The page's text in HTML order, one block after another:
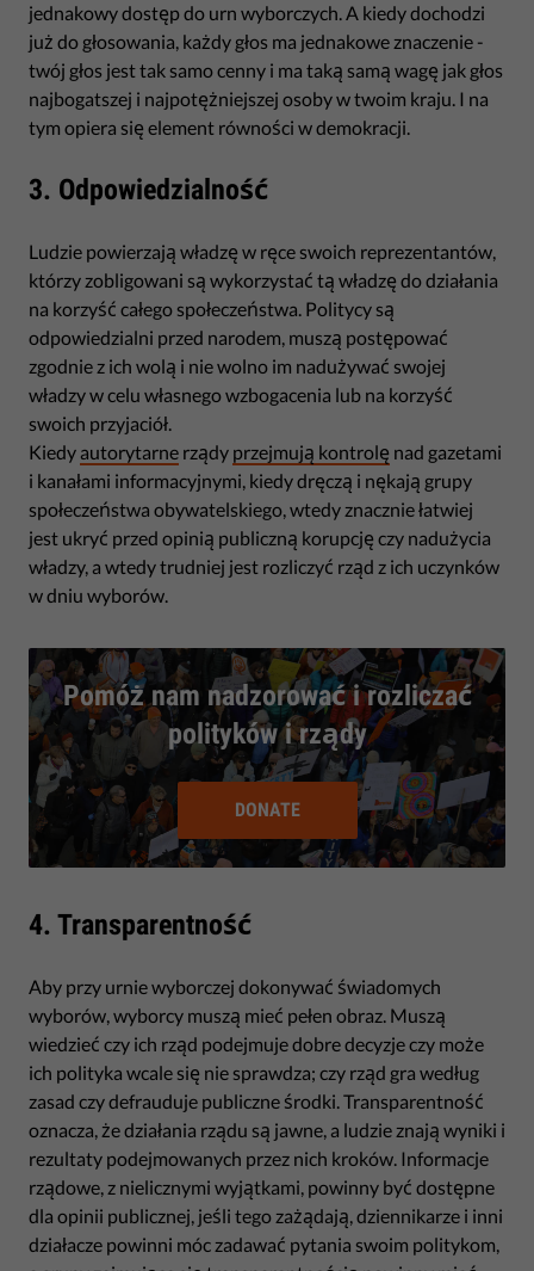
jednakowy dostęp do urn wyborczych. A kiedy dochodzi
już do głosowania, każdy głos ma jednakowe znaczenie -
twój głos jest tak samo cenny i ma taką samą wagę jak głos
najbogatszej i najpotężniejszej osoby w twoim kraju. I na
tym opiera się element równości w demokracji.
3. Odpowiedzialność
Ludzie powierzają władzę w ręce swoich reprezentantów,
którzy zobligowani są wykorzystać tą władzę do działania
na korzyść całego społeczeństwa. Politycy są
odpowiedzialni przed narodem, muszą postępować
zgodnie z ich wolą i nie wolno im nadużywać swojej
władzy w celu własnego wzbogacenia lub na korzyść
swoich przyjaciół.
Kiedy autorytarne rządy przejmują kontrolę nad gazetami
i kanałami informacyjnymi, kiedy dręczą i nękają grupy
społeczeństwa obywatelskiego, wtedy znacznie łatwiej
jest ukryć przed opinią publiczną korupcję czy nadużycia
władzy, a wtedy trudniej jest rozliczyć rząd z ich uczynków
w dniu wyborów.
Pomóż nam nadzorować i rozliczać
polityków i rządy
DONATE
4. Transparentność
Aby przy urnie wyborczej dokonywać świadomych
wyborów, wyborcy muszą mieć pełen obraz. Muszą
wiedzieć czy ich rząd podejmuje dobre decyzje czy może
ich polityka wcale się nie sprawdza; czy rząd gra według
zasad czy defrauduje publiczne środki. Transparentność
oznacza, że działania rządu są jawne, a ludzie znają wyniki i
rezultaty podejmowanych przez nich kroków. Informacje
rządowe, z nielicznymi wyjątkami, powinny być dostępne
dla opinii publicznej, jeśli tego zażądają, dziennikarze i inni
działacze powinni móc zadawać pytania swoim politykom,